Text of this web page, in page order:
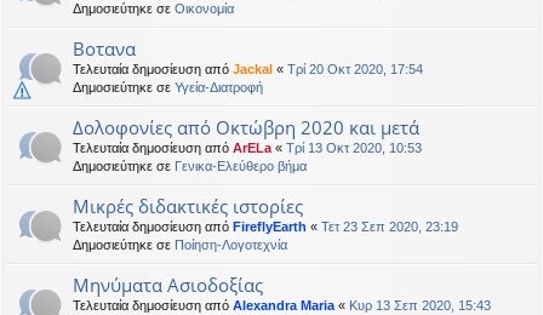
Δημοσιεύτηκε σε Oικονομία
Βοτανα
Τελευταία δημοσίευση από Jackal « Τρί 20 Οκτ 2020, 17:54
Δημοσιεύτηκε σε Υγεία-Διατροφή
Δολοφονίες από Οκτώβρη 2020 και μετά
Τελευταία δημοσίευση από ArELa « Τρί 13 Οκτ 2020, 10:53
Δημοσιεύτηκε σε Γενικα-Ελεύθερο βήμα
Μικρές διδακτικές ιστορίες
Τελευταία δημοσίευση από FireflyEarth « Τετ 23 Σεπ 2020, 23:19
Δημοσιεύτηκε σε Ποίηση-Λογοτεχνία
Μηνύματα Ασιοδοξίας
Τελευταία δημοσίευση από Alexandra Maria « Κυρ 13 Σεπ 2020, 15:43